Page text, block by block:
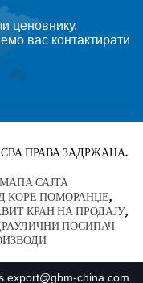
ценовнику,
вас контактирати
СВА ПРАВА ЗАДРЖАНА.
МАПА САЈТА
КОРЕ ПОМОРАНЏЕ,
КРАН НА ПРОДАЈУ,
ПОСИПАЧ
china.com